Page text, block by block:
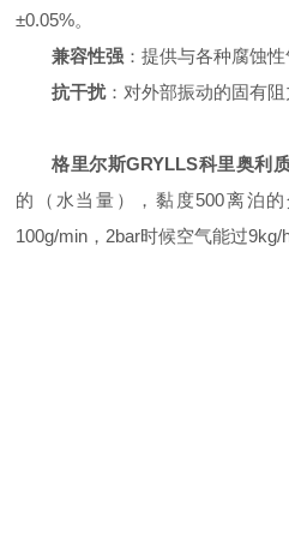
±0.05%。
兼容性强 ：提供与各种腐蚀
抗干扰：对外部振动的固有阻
格里尔斯GRYLLS科里奥利
的（水当量），黏度500离泊
100g/min，2bar时候空气能过9kg/h